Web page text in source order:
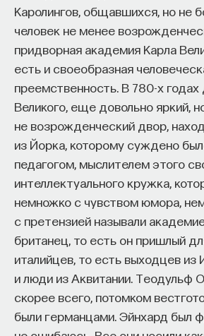
Каролингов, общавшихся, но не
человек не менее
придворная академия Карла
есть и своеобразная
преемственность. В 780-х годах
Великого, еще довольно яркий,
не возрожденческий двор,
из Йорка, которому суждено
педагогом, мыслителем этого
интеллектуального кружка,
немножко с чувством юмора,
с претензией называли
британец, то есть он пришлый
италийцев, то есть выходцев из
и люди из Аквитании. Теодульф
скорее всего, потомком
были германцами. Эйнхард был